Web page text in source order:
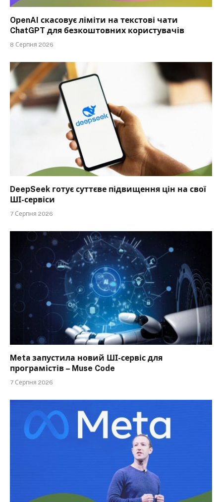
OpenAI скасовує ліміти на текстові чати
ChatGPT для безкоштовних користувачів
8 Серпня 2026
DeepSeek готує суттєве підвищення цін на свої
ШІ-сервіси
7 Серпня 2026
Meta запустила новий ШІ-сервіс для
програмістів – Muse Code
7 Серпня 2026